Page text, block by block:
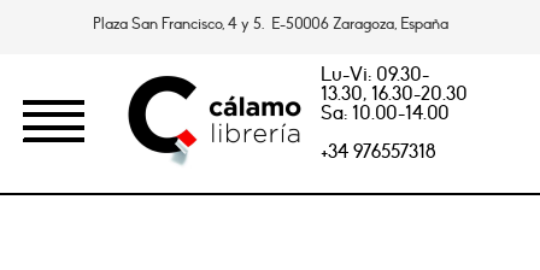
Plaza San Francisco, 4 y 5. E-50006 Zaragoza, España
Lu-Vi: 09.30-
13.30, 16.30-20.30
Sa: 10.00-14.00
+34 976557318